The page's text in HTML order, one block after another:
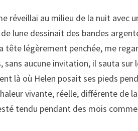
réveillai au milieu de la nuit avec
lune dessinait des bandes
tête légèrement penchée, me
sans aucune invitation, il sauta
là où Helen posait ses pieds
vivante, réelle, différente de
tendu pendant des mois